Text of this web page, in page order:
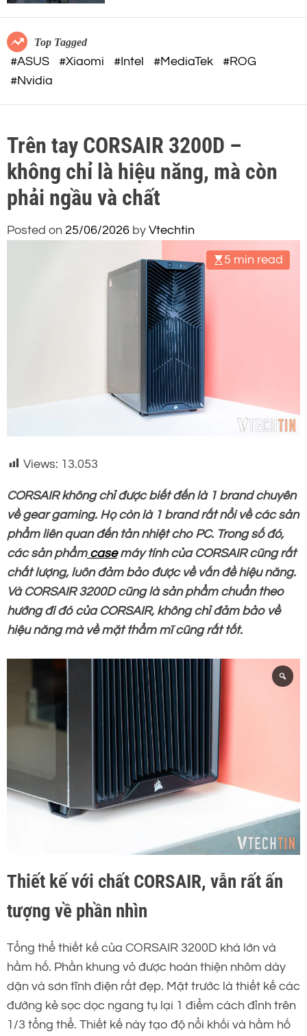
c
m
o
d
Top Tagged
#ASUS #Xiaomi #Intel #MediaTek
#ROG
#Nvidia
Trên tay CORSAIR 3200D –
không chỉ là hiệu năng, mà còn
phải ngầu và chất
Posted on 25/06/2026 by Vtechtin
5 min read
Views: 13.053
CORSAIR không chỉ được biết đến là 1 brand chuyên
về gear gaming. Họ còn là 1 brand rất nổi về các sản
phẩm liên quan đến tản nhiệt cho PC. Trong số đó,
các sản phẩmcasemáy tính của CORSAIR cũng rất
chất lượng, luôn đảm bảo được về vấn đề hiệu năng.
Và CORSAIR 3200D cũng là sản phẩm chuẩn theo
hướng đi đó của CORSAIR, không chỉ đảm bảo về
hiệu năng mà về mặt thẩm mĩ cũng rất tốt.
Thiết kế với chất CORSAIR, vẫn rất ấn
tượng về phần nhìn
Tổng thể thiết kế của CORSAIR 3200D khá lớn và
hầm hố. Phần khung vỏ được hoàn thiện nhôm dày
dặn và sơn tĩnh điện rất đẹp. Mặt trước là thiết kế các
đường kẻ sọc dọc ngang tụ lại 1 điểm cách đỉnh trên
1/3 tổng thể. Thiết kế này tạo độ nổi khối và hầm hố